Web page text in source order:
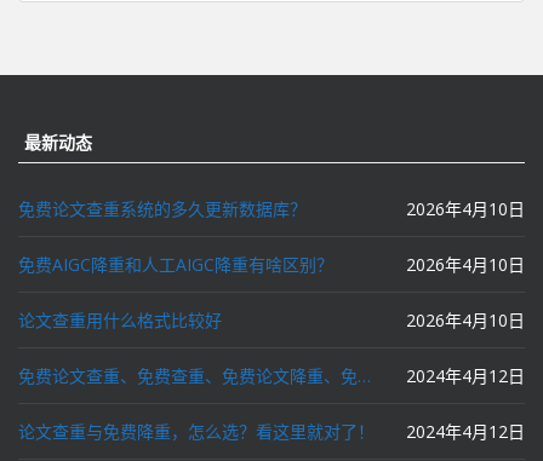
最新动态
免费论文查重系统的多久更新数据库？ 2026年4月10日
免费AIGC降重和人工AIGC降重有啥区别？ 2026年4月10日
论文查重用什么格式比较好 2026年4月10日
免费论文查重、免费查重、免费论文降重、免费降重、智能降重、一键降重、降低AIGC写作率、AI写论文，这些名词你了解吗？ 2024年4月12日
论文查重与免费降重，怎么选？看这里就对了！ 2024年4月12日